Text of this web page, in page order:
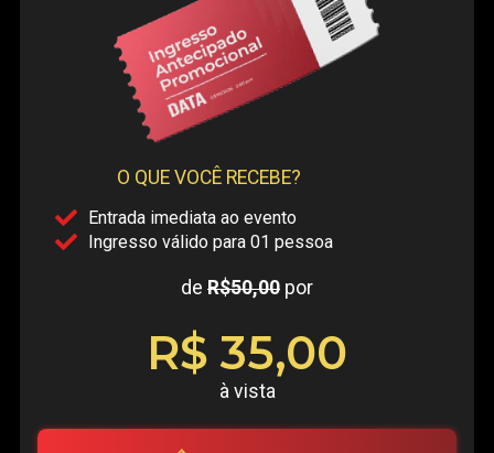
O QUE VOCÊ RECEBE?
Entrada imediata ao evento
Ingresso válido para 01 pessoa
de R$50,00 por
R$ 35,00
à vista